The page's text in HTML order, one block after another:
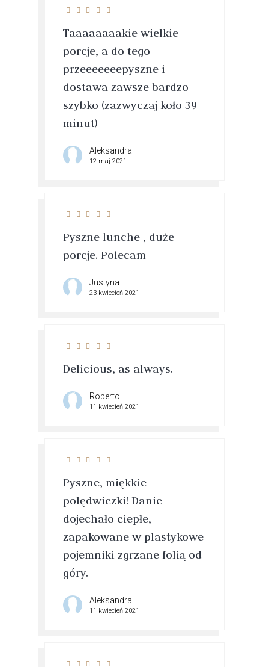
Taaaaaaaakie wielkie
porcje, a do tego
przeeeeeeepyszne i
dostawa zawsze bardzo
szybko (zazwyczaj koło 39
minut)
Aleksandra
12 maj 2021
Pyszne lunche , duże
porcje. Polecam
Justyna
23 kwiecień 2021
Delicious, as always.
Roberto
11 kwiecień 2021
Pyszne, miękkie
polędwiczki! Danie
dojechało ciepłe,
zapakowane w plastykowe
pojemniki zgrzane folią od
góry.
Aleksandra
11 kwiecień 2021